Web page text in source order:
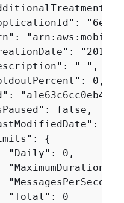
"2019-
" ",
0,
false,
{
"Daily": 0,
"MaximumDuration":
"Total": 0